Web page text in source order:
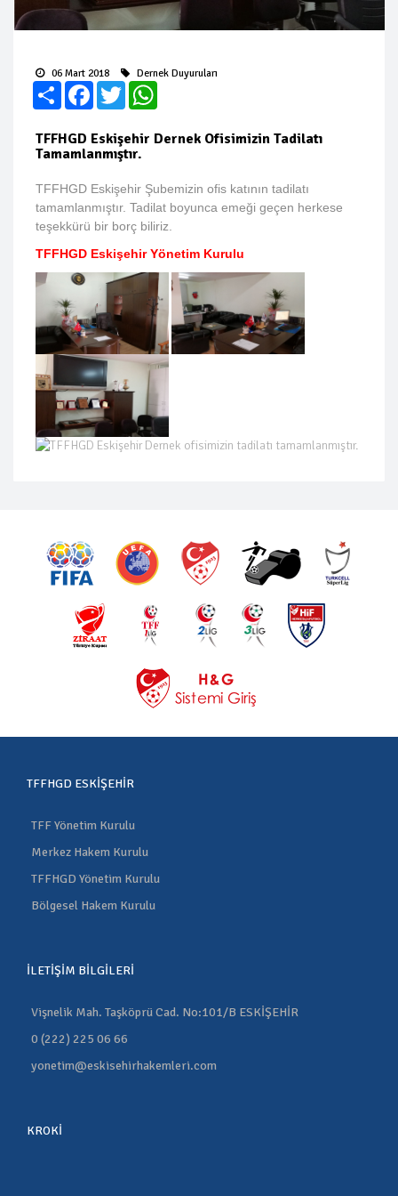
06 Mart 2018
Dernek Duyuruları
Paylaş FacebookTwitter
TFFHGD Eskişehir Dernek Ofisimizin Tadilatı
Tamamlanmıştır.
TFFHGD Eskişehir Şubemizin ofis katının tadilatı
tamamlanmıştır. Tadilat boyunca emeği geçen herkese
teşekkürü bir borç biliriz.
TFFHGD Eskişehir Yönetim Kurulu
TFFHGD ESKIŞEHIR
TFF Yönetim Kurulu
Merkez Hakem Kurulu
TFFHGD Yönetim Kurulu
Bölgesel Hakem Kurulu
İLETIŞIM BILGILERI
Vişnelik Mah. Taşköprü Cad. No:101/B ESKİŞEHİR
0 (222) 225 06 66
yonetim@eskisehirhakemleri.com
KROKİ